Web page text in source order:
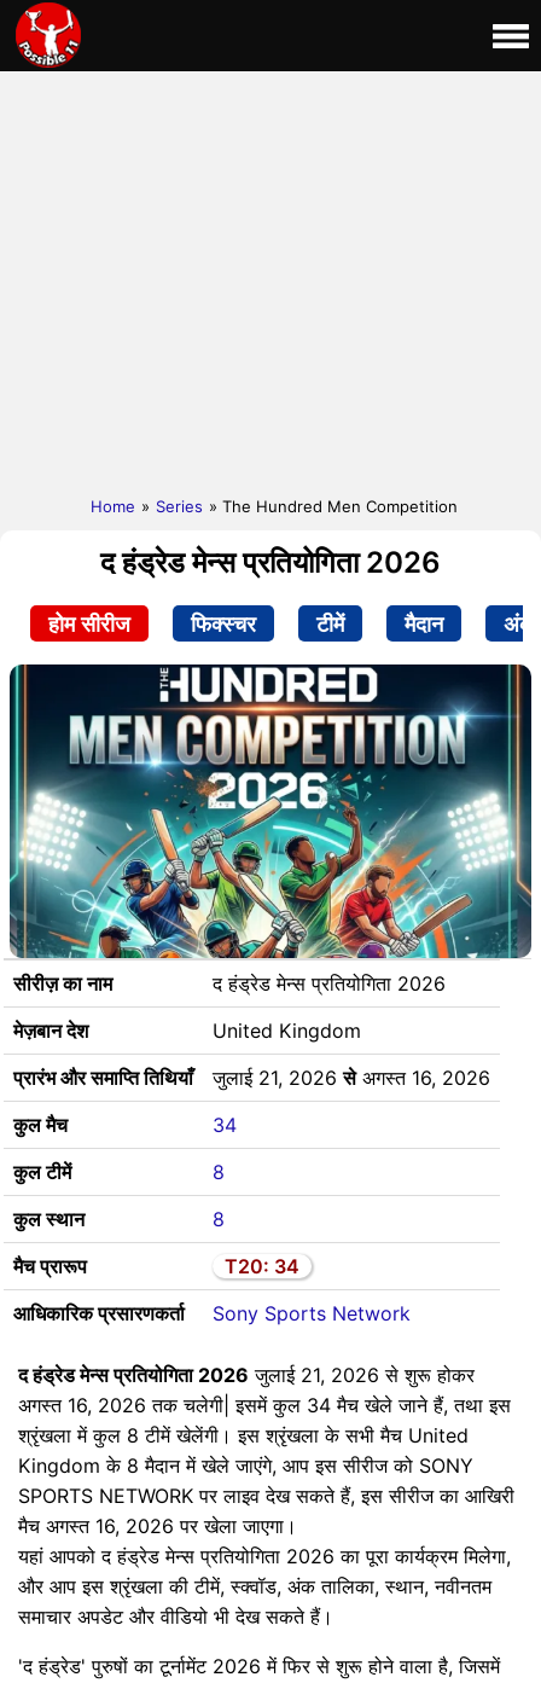
Home » Series » The Hundred Men Competition
द हंड्रेड मेन्स प्रतियोगिता 2026
होम सीरीज फिक्स्चर टीमें मैदान अंक
सीरीज़ का नाम
द हंड्रेड मेन्स प्रतियोगिता 2026
मेज़बान देश
United Kingdom
प्रारंभ और समाप्ति तिथियाँ
जुलाई 21, 2026सेअगस्त 16, 2026
कुल मैच
34
कुल टीमें
8
कुल स्थान
8
मैच प्रारूप
T20: 34
आधिकारिक प्रसारणकर्ता
Sony Sports Network
द हंड्रेड मेन्स प्रतियोगिता 2026 जुलाई 21, 2026 से शुरू होकर
अगस्त 16, 2026 तक चलेगी| इसमें कुल 34 मैच खेले जाने हैं, तथा इस
श्रृंखला में कुल 8 टीमें खेलेंगी। इस श्रृंखला के सभी मैच United
Kingdom के 8 मैदान में खेले जाएंगे, आप इस सीरीज को SONY
SPORTS NETWORK पर लाइव देख सकते हैं, इस सीरीज का आखिरी
मैच अगस्त 16, 2026 पर खेला जाएगा।
यहां आपको द हंड्रेड मेन्स प्रतियोगिता 2026 का पूरा कार्यक्रम मिलेगा,
और आप इस श्रृंखला की टीमें, स्क्वॉड, अंक तालिका, स्थान, नवीनतम
समाचार अपडेट और वीडियो भी देख सकते हैं।
'द हंड्रेड' पुरुषों का टूर्नामेंट 2026 में फिर से शुरू होने वाला है, जिसमें